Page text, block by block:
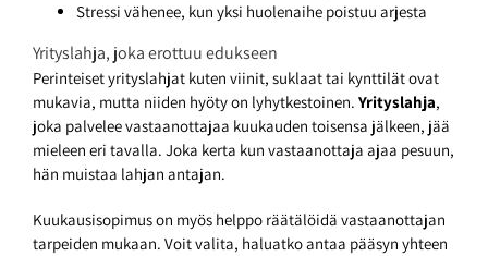
Stressi vähenee, kun yksi huolenaihe poistuu arjesta
Yrityslahja, joka erottuu edukseen
Perinteiset yrityslahjat kuten viinit, suklaat tai kynttilät ovat
mukavia, mutta niiden hyöty on lyhytkestoinen. Yrityslahja,
joka palvelee vastaanottajaa kuukauden toisensa jälkeen, jää
mieleen eri tavalla. Joka kerta kun vastaanottaja ajaa pesuun,
hän muistaa lahjan antajan.
Kuukausisopimus on myös helppo räätälöidä vastaanottajan
tarpeiden mukaan. Voit valita, haluatko antaa pääsyn yhteen